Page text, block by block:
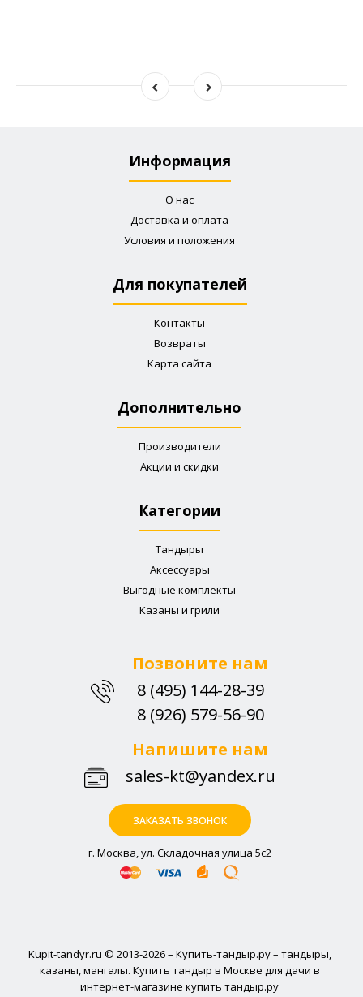
Информация
О нас
Доставка и оплата
Условия и положения
Для покупателей
Контакты
Возвраты
Карта сайта
Дополнительно
Производители
Акции и скидки
Категории
Тандыры
Аксессуары
Выгодные комплекты
Казаны и грили
Позвоните нам
8 (495) 144-28-39
8 (926) 579-56-90
Напишите нам
sales-kt@yandex.ru
ЗАКАЗАТЬ ЗВОНОК
г. Москва, ул. Складочная улица 5с2
Kupit-tandyr.ru © 2013-2026 – Купить-тандыр.ру – тандыры,
казаны, мангалы. Купить тандыр в Москве для дачи в
интернет-магазине купить тандыр.ру